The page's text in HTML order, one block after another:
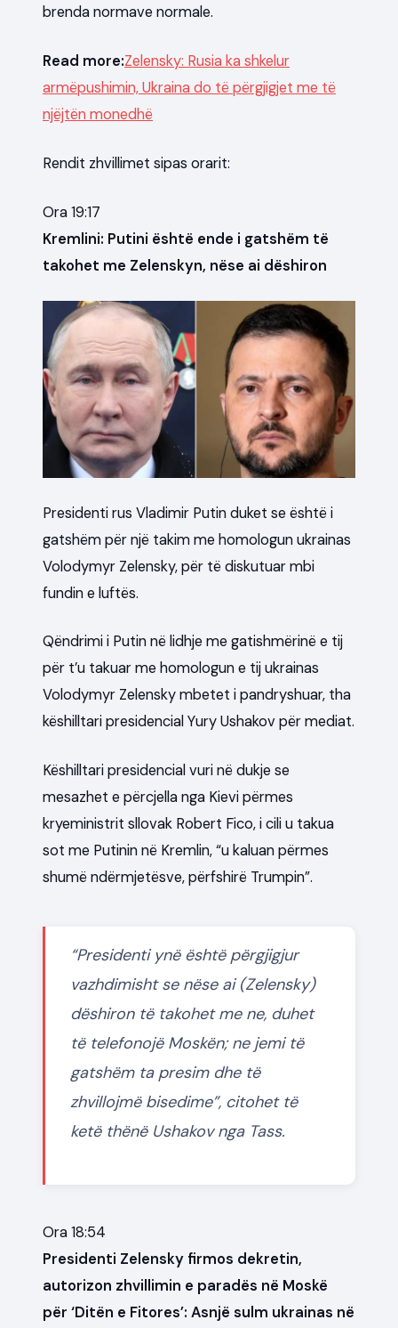
brenda normave normale.
Read more:Zelensky: Rusia ka shkelur
armëpushimin, Ukraina do të përgjigjet me të
njëjtën monedhë
Rendit zhvillimet sipas orarit:
Ora 19:17
Kremlini: Putini është ende i gatshëm të
takohet me Zelenskyn, nëse ai dëshiron
Presidenti rus Vladimir Putin duket se është i
gatshëm për një takim me homologun ukrainas
Volodymyr Zelensky, për të diskutuar mbi
fundin e luftës.
Qëndrimi i Putin në lidhje me gatishmërinë e tij
për t’u takuar me homologun e tij ukrainas
Volodymyr Zelensky mbetet i pandryshuar, tha
këshilltari presidencial Yury Ushakov për mediat.
Këshilltari presidencial vuri në dukje se
mesazhet e përcjella nga Kievi përmes
kryeministrit sllovak Robert Fico, i cili u takua
sot me Putinin në Kremlin, “u kaluan përmes
shumë ndërmjetësve, përfshirë Trumpin”.
“Presidenti ynë është përgjigjur
vazhdimisht se nëse ai (Zelensky)
dëshiron të takohet me ne, duhet
të telefonojë Moskën; ne jemi të
gatshëm ta presim dhe të
zhvillojmë bisedime”, citohet të
ketë thënë Ushakov nga Tass.
Ora 18:54
Presidenti Zelensky firmos dekretin,
autorizon zhvillimin e paradës në Moskë
për ‘Ditën e Fitores’: Asnjë sulm ukrainas në